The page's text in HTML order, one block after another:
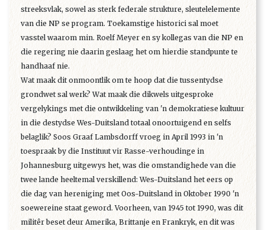
streeksvlak, sowel as sterk federale strukture, sleutelelemente
van die NP se program. Toekamstige historici sal moet
vasstel waarom min. Roelf Meyer en sy kollegas van die NP en
die regering nie daarin geslaag het om hierdie standpunte te
handhaaf nie.
Wat maak dit onmoontlik om te hoop dat die tussentydse
grondwet sal werk? Wat maak die dikwels uitgesproke
vergelykings met die ontwikkeling van 'n demokratiese kultuur
in die destydse Wes-Duitsland totaal onoortuigend en selfs
belaglik? Soos Graaf Lambsdorff vroeg in April 1993 in 'n
toespraak by die Instituut vir Rasse-verhoudinge in
Johannesburg uitgewys het, was die omstandighede van die
twee lande heeltemal verskillend: Wes-Duitsland het eers op
die dag van hereniging met Oos-Duitsland in Oktober 1990 'n
soewereine staat geword. Voorheen, van 1945 tot 1990, was dit
militêr beset deur Amerika, Brittanje en Frankryk, en dit was